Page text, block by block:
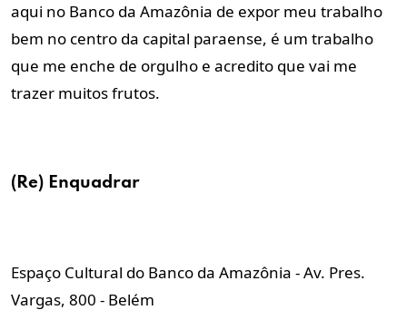
aqui no Banco da Amazônia de expor meu trabalho
bem no centro da capital paraense, é um trabalho
que me enche de orgulho e acredito que vai me
trazer muitos frutos.
(Re) Enquadrar
Espaço Cultural do Banco da Amazônia - Av. Pres.
Vargas, 800 - Belém